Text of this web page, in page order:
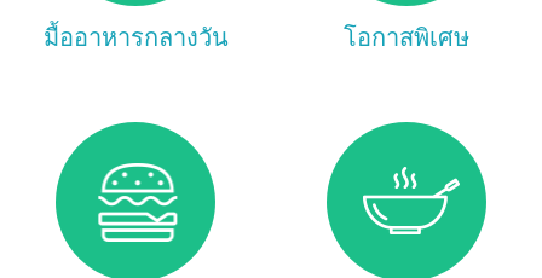
มื้ออาหารกลางวัน โอกาสพิเศษ